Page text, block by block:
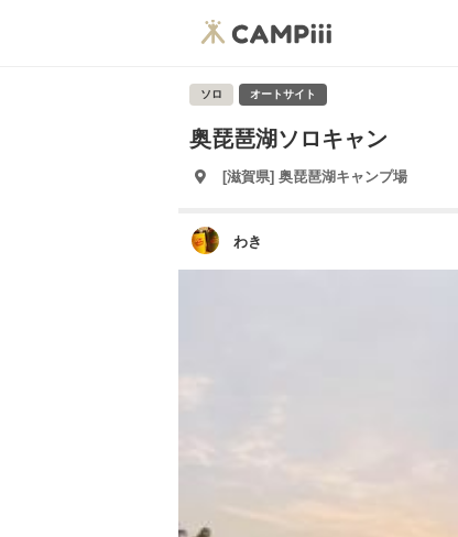
ソロ オートサイト
奥琵琶湖ソロキャン
[滋賀県] 奥琵琶湖キャンプ場
わき